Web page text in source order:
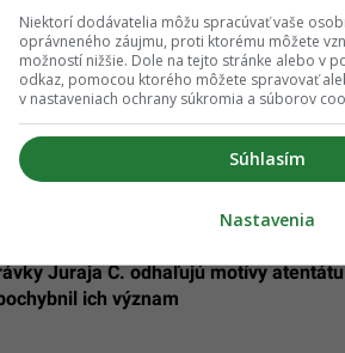
z útoku na premiéra Fica
na premiéra Fica pokračuje: Juraj
Juraja C. odhaľujú motívy
ich význam
Niektorí dodávatelia môžu spracúvať vaše
oprávneného záujmu, proti ktorému môžete
možností nižšie. Dole na tejto stránke alebo v
odkaz, pomocou ktorého môžete spravovať
v nastaveniach ochrany súkromia a súborov
Súhlasím
Nastavenia